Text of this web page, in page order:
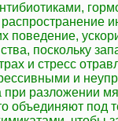
поведение,
поскольку
и стресс
и
разложении
объединяют под